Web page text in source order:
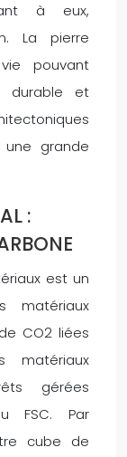
à eux,
La pierre
pouvant
durable et
grande
:
est un
matériaux
CO2 liées
matériaux
gérées
FSC. Par
cube de